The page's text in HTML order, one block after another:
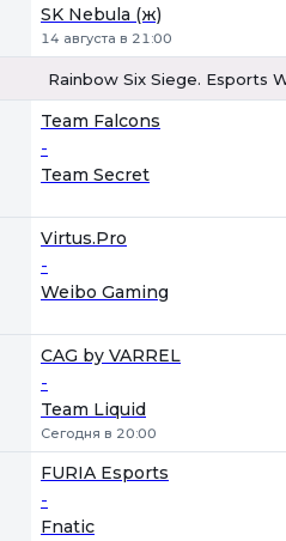
SK Nebula (ж)
14 августа в 21:00
Rainbow Six Siege. Esports
Team Falcons
-
Team Secret
Virtus.Pro
-
Weibo Gaming
CAG by VARREL
-
Team Liquid
Сегодня в 20:00
FURIA Esports
-
Fnatic